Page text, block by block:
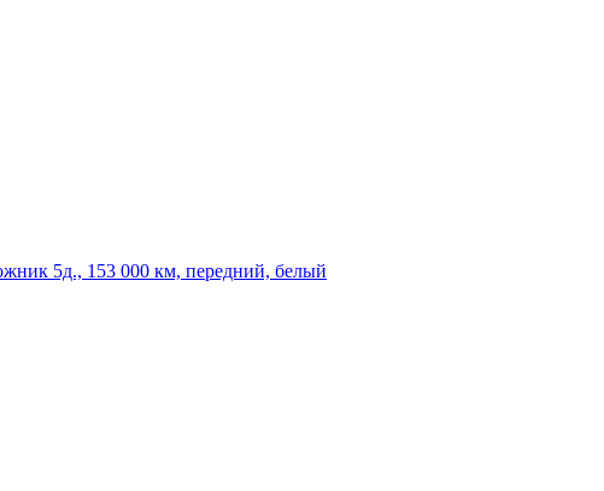
5д., 153 000 км, передний, белый